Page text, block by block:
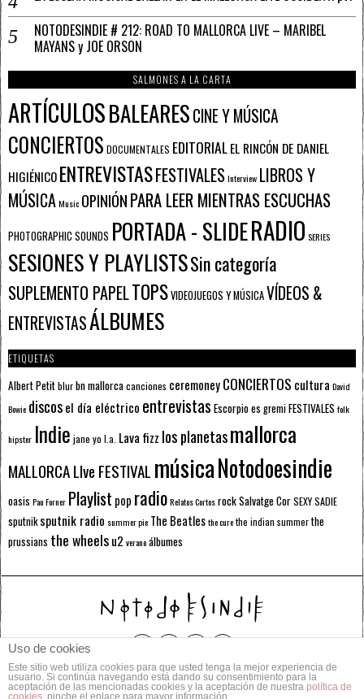
NOTODESINDIE # 212: ROAD TO MALLORCA LIVE – MARIBEL
MAYANS y JOE ORSON
SALMONES A LA CARTA
ARTÍCULOSBALEARESCINE Y MÚSICA
CONCIERTOS DOCUMENTALES EDITORIALEL RINCÓN DE DANIEL
HIGIÉNICOENTREVISTASFESTIVALESInterview LIBROS Y
MÚSICAMusic OPINIÓNPARA LEER MIENTRAS ESCUCHAS
PHOTOGRAPHIC SOUNDS PORTADA - SLIDERADIO SERIES
SESIONES Y PLAYLISTSSin categoría
SUPLEMENTO PAPELTOPSVIDEOJUEGOS Y MÚSICAVÍDEOS &
ENTREVISTASÁLBUMES
ETIQUETAS
Albert Petitblurbn mallorcacanciones ceremoneyCONCIERTOS cultura David
Bowie discosel día eléctrico entrevistas Escorpioes gremiFESTIVALES folk
hipster Indie jane yo l.a. Lava fizz los planetasmallorca
MALLORCA LIve FESTIVAL músicaNotodoesindie
oasis Pau Forner Playlist pop radioRelatos CortosrockSalvatge CorSEXY SADIE
sputnik sputnik radio summer pie The Beatlesthe curethe indian summerthe
prussians the wheelsu2 veranoálbumes
© 2014 Todos los derechos reservados.
Uso de cookies
Este sitio web utiliza cookies para que usted tenga la mejor experiencia de
usuario. Si continúa navegando está dando su consentimiento para la
aceptación de las mencionadas cookies y la aceptación de nuestra política de
cookies , pinche el enlace para mayor información.